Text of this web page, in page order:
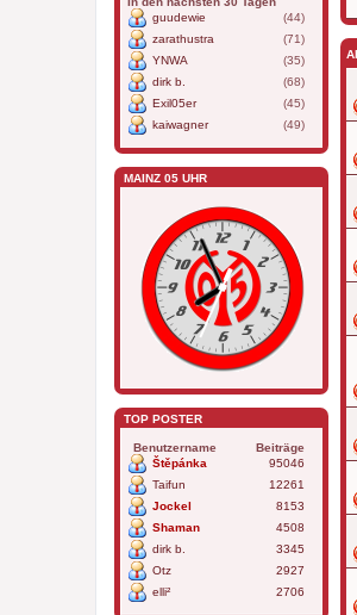
guudewie
(44)
zarathustra
(71)
YNWA
(35)
dirk b.
(68)
Exil05er
(45)
kaiwagner
(49)
MAINZ 05 UHR
TOP POSTER
Benutzername
Beiträge
Štěpánka
95046
Taifun
12261
Jockel
8153
Shaman
4508
dirk b.
3345
Otz
2927
elli²
2706